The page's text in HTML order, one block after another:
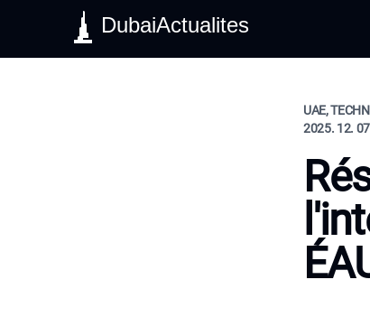
DubaiActualites
UAE,
2025. 12. 07